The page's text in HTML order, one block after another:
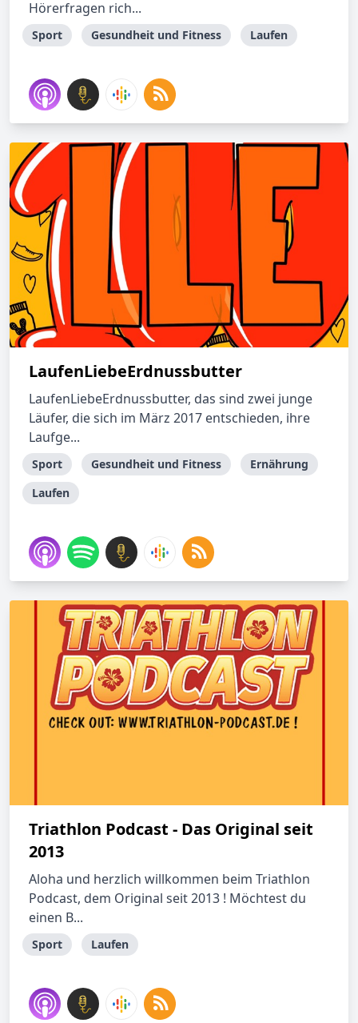
Hörerfragen rich...
Sport Gesundheit und Fitness Laufen
LaufenLiebeErdnussbutter
LaufenLiebeErdnussbutter, das sind zwei junge
Läufer, die sich im März 2017 entschieden, ihre
Laufge...
Sport Gesundheit und Fitness
Ernährung
Laufen
Triathlon Podcast - Das Original seit
2013
Aloha und herzlich willkommen beim Triathlon
Podcast, dem Original seit 2013 ! Möchtest du
einen B...
Sport Laufen